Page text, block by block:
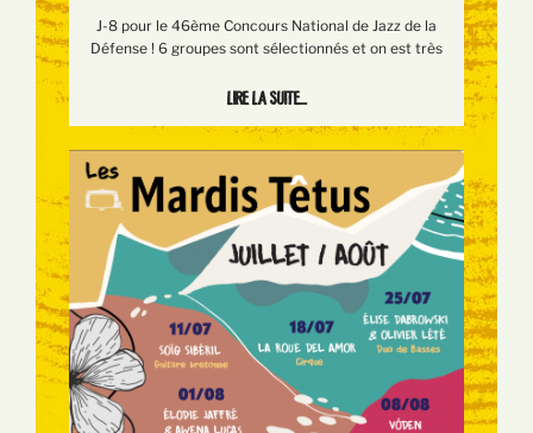
J-8 pour le 46ème Concours National de Jazz de la
Défense ! 6 groupes sont sélectionnés et on est très
Lire la suite...